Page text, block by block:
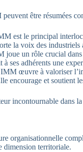
être résumées
est le principal
la voix des industriels
un rôle crucial dans
ses adhérents une
œuvre à valoriser
encourage et soutient
incontournable dans
organisationnelle
dimension territoriale.